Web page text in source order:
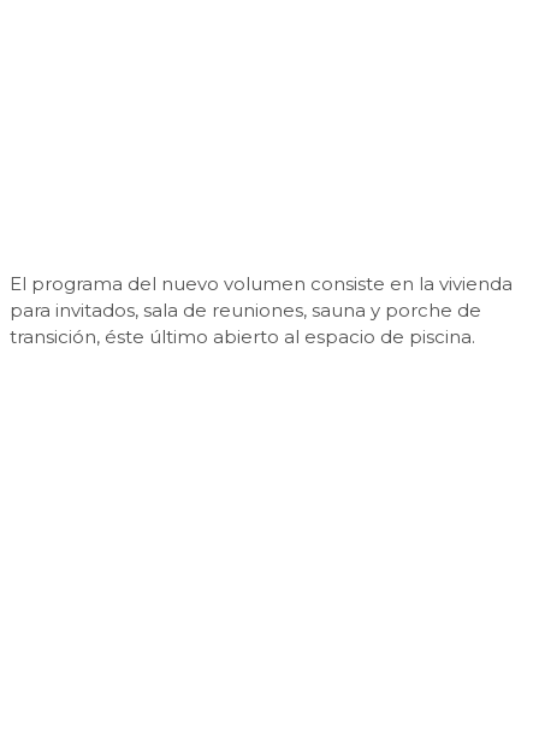
El programa del nuevo volumen consiste en la vivienda
para invitados, sala de reuniones, sauna y porche de
transición, éste último abierto al espacio de piscina.